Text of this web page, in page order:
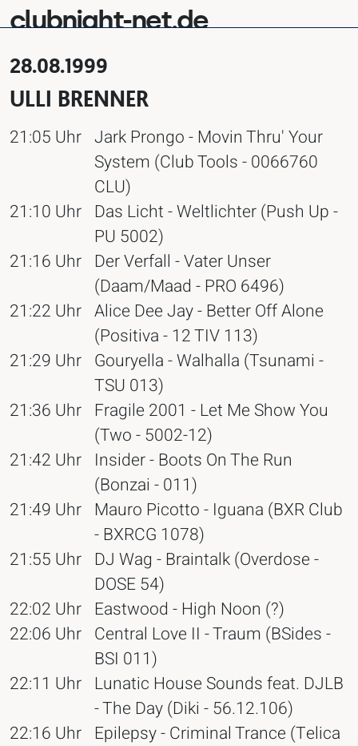
clubnight-net.de
28.08.1999
ULLI BRENNER
21:05 Uhr Jark Prongo - Movin Thru' Your
System (Club Tools - 0066760
CLU)
21:10 Uhr Das Licht - Weltlichter (Push Up -
PU 5002)
21:16 Uhr Der Verfall - Vater Unser
(Daam/Maad - PRO 6496)
21:22 Uhr Alice Dee Jay - Better Off Alone
(Positiva - 12 TIV 113)
21:29 Uhr Gouryella - Walhalla (Tsunami -
TSU 013)
21:36 Uhr Fragile 2001 - Let Me Show You
(Two - 5002-12)
21:42 Uhr Insider - Boots On The Run
(Bonzai - 011)
21:49 Uhr Mauro Picotto - Iguana (BXR Club
- BXRCG 1078)
21:55 Uhr DJ Wag - Braintalk (Overdose -
DOSE 54)
22:02 Uhr Eastwood - High Noon (?)
22:06 Uhr Central Love II - Traum (BSides -
BSI 011)
22:11 Uhr Lunatic House Sounds feat. DJLB
- The Day (Diki - 56.12.106)
22:16 Uhr Epilepsy - Criminal Trance (Telica